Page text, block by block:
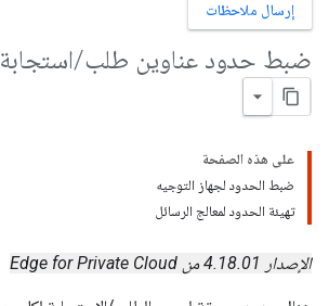
إرسال ملاحظات
ضبط حدود عناوين طلب/استجابة HTTP
على هذه الصفحة
ضبط الحدود لجهاز التوجيه
تهيئة الحدود لمعالج الرسائل
الإصدار 4.18.01 من Edge for Private Cloud